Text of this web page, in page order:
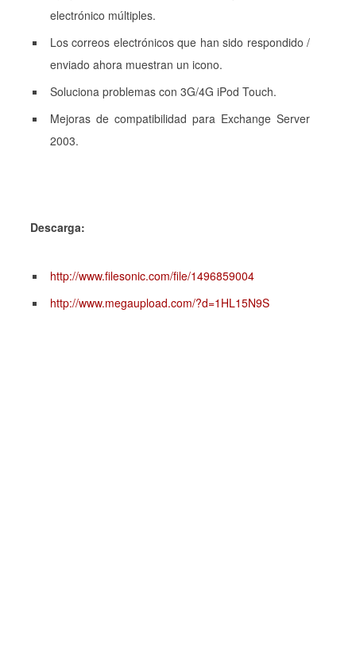
electrónico múltiples.
Los correos electrónicos que han sido respondido /
enviado ahora muestran un icono.
Soluciona problemas con 3G/4G iPod Touch.
Mejoras de compatibilidad para Exchange Server
2003.
Descarga:
http://www.filesonic.com/file/1496859004
http://www.megaupload.com/?d=1HL15N9S